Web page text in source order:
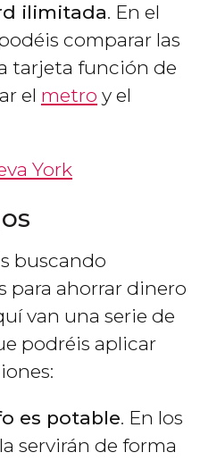
ilimitada. En el
comparar las
tarjeta función de
el metro y el
York
buscando
para ahorrar dinero
van una serie de
podréis aplicar
es potable. En los
servirán de forma